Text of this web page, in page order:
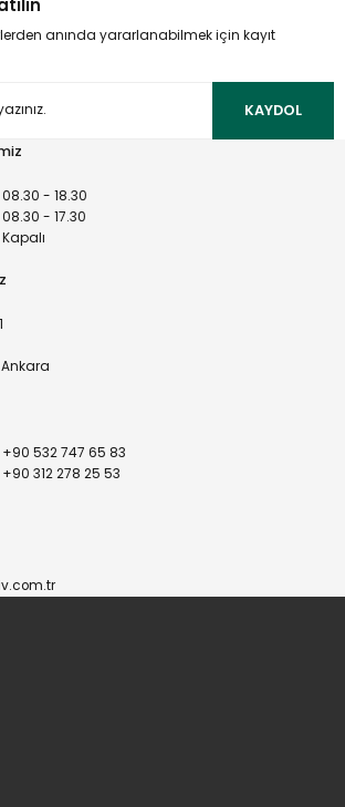
için teşekkür ederiz.
eksik bilgiler bulunuyor.
farklı alternatifler olmalı.
anında yararlanabilmek için kayıt
KAYDOL
08.30 - 18.30
08.30 - 17.30
Kapalı
+90 532 747 65 83
+90 312 278 25 53